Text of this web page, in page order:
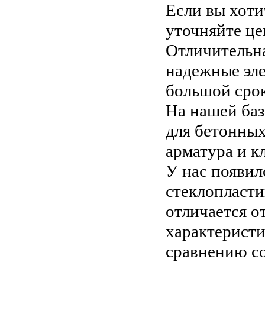
Если вы
уточняйте
надежные
большой
На нашей
для
арматура и
У нас
отличается
сравнению